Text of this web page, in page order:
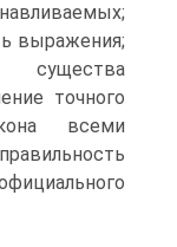
выражения;
существа
точного
всеми